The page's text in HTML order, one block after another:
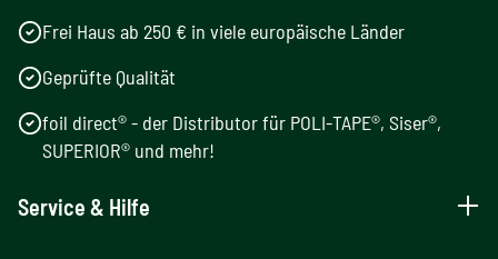
Frei Haus ab 250 € in viele europäische Länder
Geprüfte Qualität
foil direct® - der Distributor für POLI-TAPE®, Siser®,
SUPERIOR® und mehr!
Service & Hilfe